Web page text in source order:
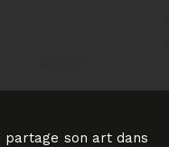
partage son art dans